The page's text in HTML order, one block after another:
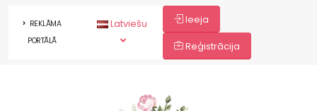
REKLĀMA
PORTĀLĀ
Latviešu Ieeja
Reģistrācija